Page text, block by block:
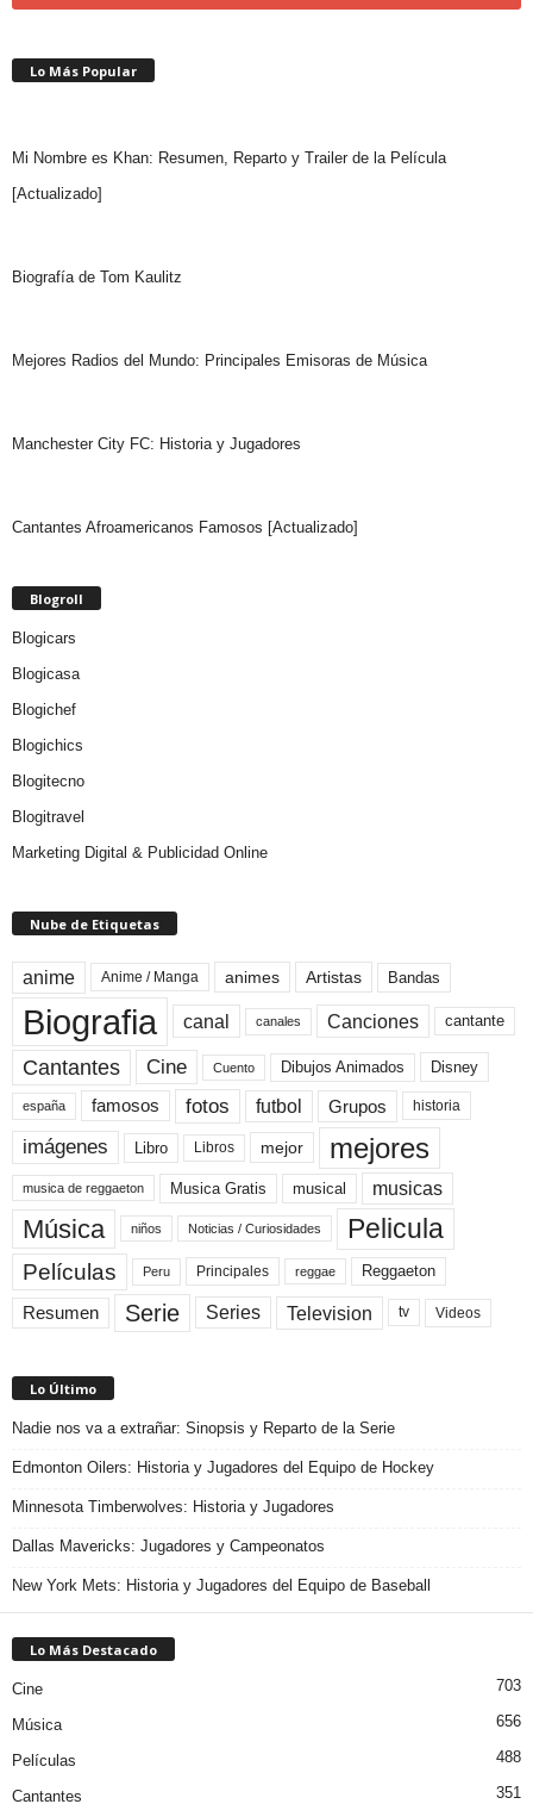
Lo Más Popular
Mi Nombre es Khan: Resumen, Reparto y Trailer de la Película
[Actualizado]
Biografía de Tom Kaulitz
Mejores Radios del Mundo: Principales Emisoras de Música
Manchester City FC: Historia y Jugadores
Cantantes Afroamericanos Famosos [Actualizado]
Blogroll
Blogicars
Blogicasa
Blogichef
Blogichics
Blogitecno
Blogitravel
Marketing Digital & Publicidad Online
Nube de Etiquetas
anime Anime / Manga animes Artistas Bandas
Biografia canal canales Canciones cantante
Cantantes Cine Cuento Dibujos Animados Disney
españa famosos fotos futbol Grupos historia
imágenes Libro Libros mejor mejores
musica de reggaeton Musica Gratis musical musicas
Música niños Noticias / Curiosidades Pelicula
Películas Peru Principales reggae Reggaeton
Resumen Serie Series Television tv Videos
Lo Último
Nadie nos va a extrañar: Sinopsis y Reparto de la Serie
Edmonton Oilers: Historia y Jugadores del Equipo de Hockey
Minnesota Timberwolves: Historia y Jugadores
Dallas Mavericks: Jugadores y Campeonatos
New York Mets: Historia y Jugadores del Equipo de Baseball
Lo Más Destacado
Cine 703
Música 656
Películas 488
Cantantes 351